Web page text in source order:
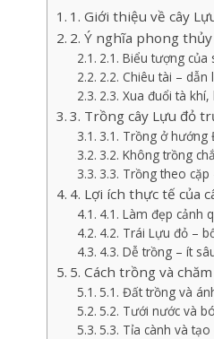
1. Giới thiệu về cây
2. Ý nghĩa phong
2.1. Biểu tượng
2.2. Chiêu tài – dẫn
2.3. Xua đuổi tà
3. Trồng cây Lựu đỏ
3.1. Trồng ở
3.2. Không trồng
3.3. Trồng theo
4. Lợi ích thực tế của
4.1. Làm đẹp cảnh
4.2. Trái Lựu đỏ –
4.3. Dễ trồng – ít
5. Cách trồng và
5.1. Đất trồng và
5.2. Tưới nước và
5.3. Tỉa cành và